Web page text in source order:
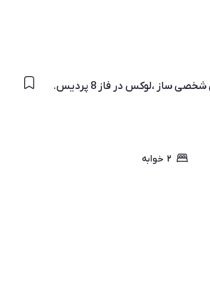
۲ خوابه